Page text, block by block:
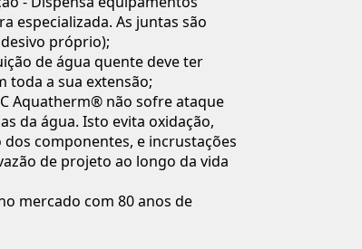
especializada. As juntas são
próprio);
de água quente deve ter
toda a sua extensão;
Aquatherm® não sofre ataque
da água. Isto evita oxidação,
componentes, e incrustações
de projeto ao longo da vida
mercado com 80 anos de